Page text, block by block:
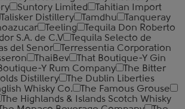
Suntory Limited
Tahitian Import
Talisker Distillery Tamdhu
Tanqueray
Teeling
Tequila Don Roberto
S.A. de C.V
Tequila Selecto de
del Senor
Terressentia Corporation
ThaiBev
That Boutique-Y Gin
Boutique-Y Rum Company
The Bitter
Distillery
The Dublin Liberties
Whisky Co.
The Famous Grouse
The Highlands & Islands Scotch Whisky